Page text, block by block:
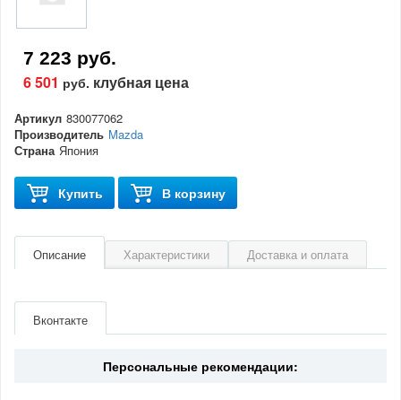
7 223 руб.
6 501 руб. клубная цена
Артикул 830077062
Производитель Mazda
Страна Япония
Купить В корзину
Описание Характеристики Доставка и оплата
Страна Япония
Вконтакте
Персональные рекомендации: